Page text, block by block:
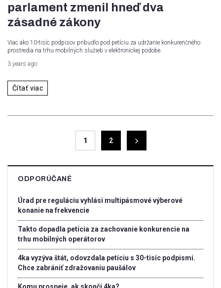
parlament zmenil hneď dva
zásadné zákony
Viac ako 10-tisíc podpisov pribudlo pod petíciu za udržanie konkurenčného
prostredia na trhu mobilných služieb v elektronickej podobe.
3 years ago
Čítať viac
1 2
ODPORÚČANÉ
Úrad pre reguláciu vyhlási multipásmové výberové
konanie na frekvencie
Takto dopadla petícia za zachovanie konkurencie na
trhu mobilných operátorov
4ka vyzýva štát, odovzdala petíciu s 30-tisíc podpismi.
Chce zabrániť zdražovaniu paušálov